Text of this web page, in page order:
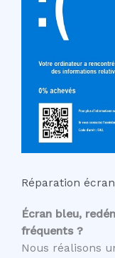
Réparation
Écran bleu,
fréquents ?
Nous réalisons